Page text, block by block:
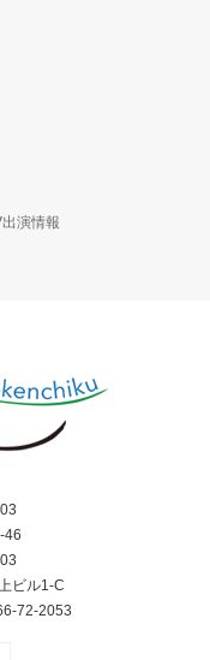
演情報
46
ビル1-C
72-2053